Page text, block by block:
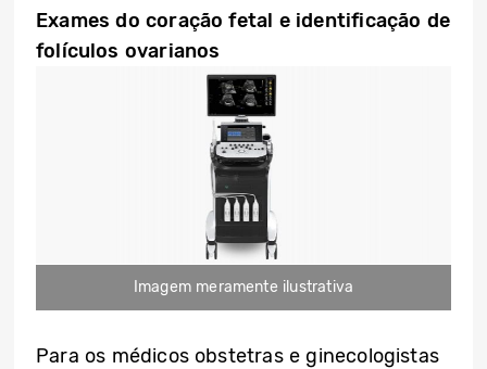
Exames do coração fetal e identificação de
folículos ovarianos
Imagem meramente ilustrativa
Para os médicos obstetras e ginecologistas